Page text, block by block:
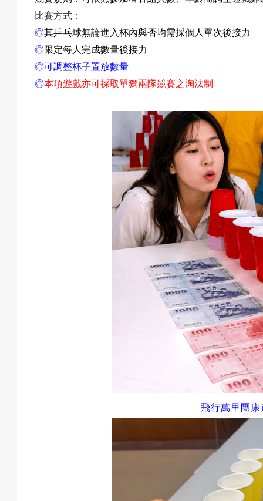
活
比賽方式：
◎其乒乓球無論進入杯內與否均需採個人單次後接力
◎限定每人完成數量後接力
◎可調整杯子置放數量
◎本項遊戲亦可採取單獨兩隊競賽之淘汰制
飛行萬里 團